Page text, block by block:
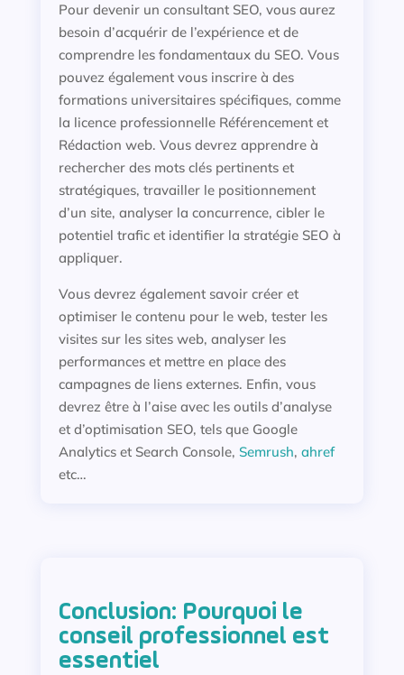
Pour devenir un consultant SEO, vous aurez
besoin d’acquérir de l’expérience et de
comprendre les fondamentaux du SEO. Vous
pouvez également vous inscrire à des
formations universitaires spécifiques, comme
la licence professionnelle Référencement et
Rédaction web. Vous devrez apprendre à
rechercher des mots clés pertinents et
stratégiques, travailler le positionnement
d’un site, analyser la concurrence, cibler le
potentiel trafic et identifier la stratégie SEO à
appliquer.
Vous devrez également savoir créer et
optimiser le contenu pour le web, tester les
visites sur les sites web, analyser les
performances et mettre en place des
campagnes de liens externes. Enfin, vous
devrez être à l’aise avec les outils d’analyse
et d’optimisation SEO, tels que Google
Analytics et Search Console, Semrush, ahref
etc…
Conclusion: Pourquoi le
conseil professionnel est
essentiel